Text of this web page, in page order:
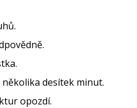
desítek minut.
opozdí.